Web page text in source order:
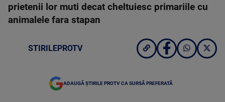
prietenii lor muti decat cheltuiesc primariile cu
animalele fara stapan
STIRILEPROTV
ADAUGĂ ȘTIRILE PROTV CA SURSĂ PREFERATĂ